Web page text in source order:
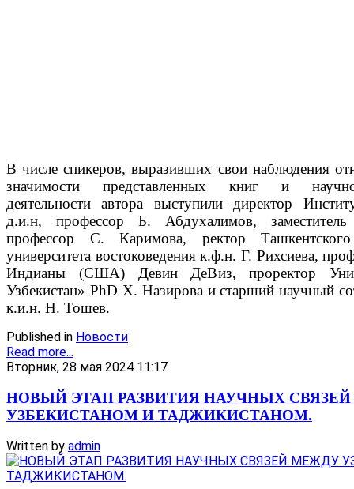
В числе спикеров, выразивших свои наблюдения
значимости представленных книг и научно-
деятельности автора выступили директор
д.и.н, профессор Б. Абдухалимов,
профессор С. Каримова, ректор Ташкентского
университета востоковедения к.ф.н. Г. Рихсиева,
Индианы (США) Девин ДеВиз, проректор
Узбекистан» PhD Х. Назирова и старший научный
к.и.н. Н. Тошев.
Published in Новости
Read more...
Вторник, 28 мая 2024 11:17
НОВЫЙ ЭТАП РАЗВИТИЯ НАУЧНЫХ
УЗБЕКИСТАНОМ И ТАДЖИКИСТАНОМ.
Written by admin